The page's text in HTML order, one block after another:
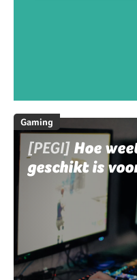
Gaming
[PEGI] Hoe
geschikt is